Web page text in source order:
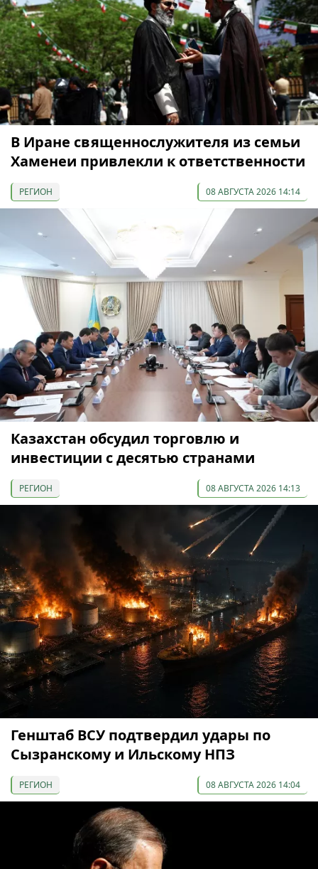
В Иране священнослужителя из семьи
Хаменеи привлекли к ответственности
РЕГИОН 08 АВГУСТА 2026 14:14
Казахстан обсудил торговлю и
инвестиции с десятью странами
РЕГИОН 08 АВГУСТА 2026 14:13
Генштаб ВСУ подтвердил удары по
Сызранскому и Ильскому НПЗ
РЕГИОН 08 АВГУСТА 2026 14:04